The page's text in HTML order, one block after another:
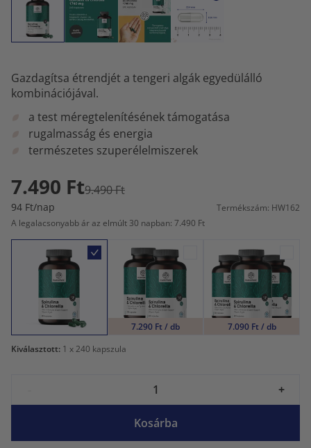
Gazdagítsa étrendjét a tengeri algák egyedülálló
kombinációjával.
a test méregtelenítésének támogatása
rugalmasság és energia
természetes szuperélelmiszerek
7.490 Ft9.490 Ft
94 Ft/nap
Termékszám: HW162
A legalacsonyabb ár az elmúlt 30 napban: 7.490 Ft
7.290 Ft / db
7.090 Ft / db
Kiválasztott: 1 x 240 kapszula
+
Kosárba